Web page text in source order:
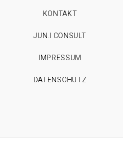
KONTAKT
JUN.I CONSULT
IMPRESSUM
DATENSCHUTZ